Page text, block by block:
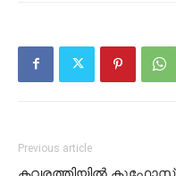
Previous article